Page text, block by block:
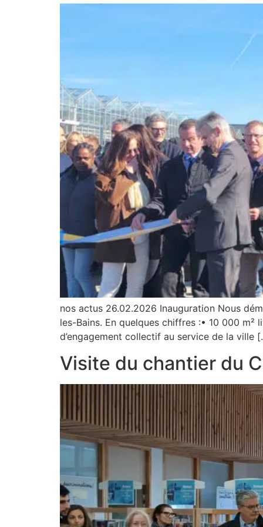
nos actus 26.02.2026 Inauguration Nous
les-Bains. En quelques chiffres :• 10 000
d’engagement collectif au service de la ville
Visite du chantier du